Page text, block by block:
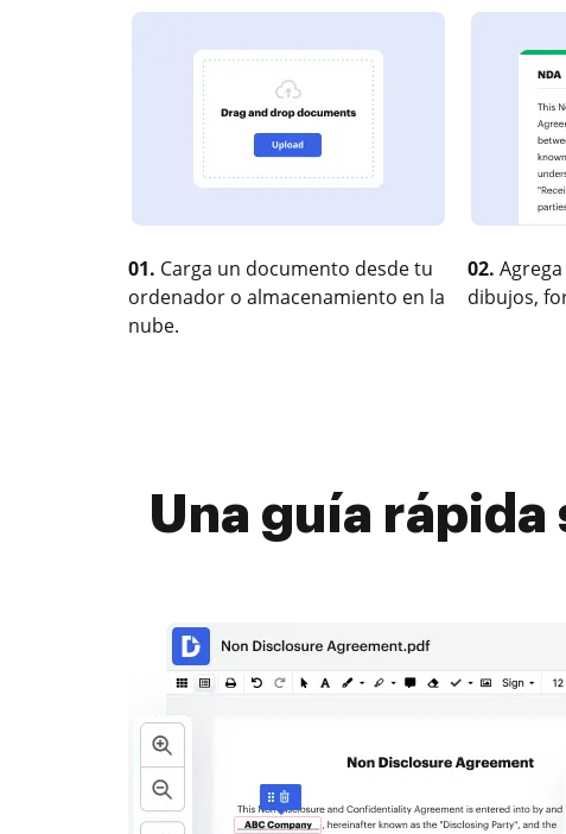
01. Carga un documento desde tu
ordenador o almacenamiento en la
nube.
02.
dibujos,
Una guía